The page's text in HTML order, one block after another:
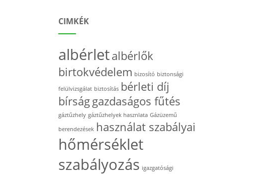
CIMKÉK
albérletalbérlők
birtokvédelem bizosító biztonsági
felülvizsgálat biztosítás bérleti díj
bírsággazdaságos fűtés
gáztűzhely gáztűzhelyek hasznlata Gázüzemű
berendezések használat szabályai
hőmérséklet
szabályozás igazgatósági